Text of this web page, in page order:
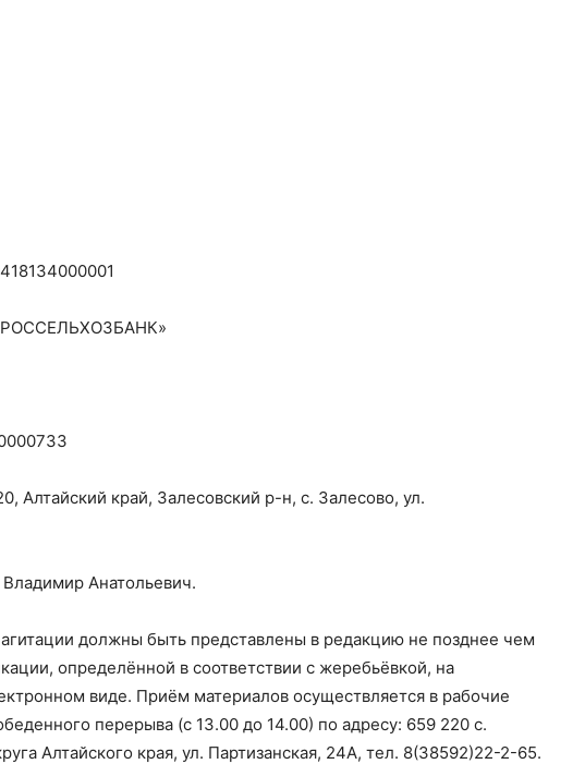
Алтайский край, Залесовский р-н, с. Залесово, ул.
Анатольевич.
должны быть представлены в редакцию не позднее чем
определённой в соответствии с жеребьёвкой, на
виде. Приём материалов осуществляется в рабочие
перерыва (с 13.00 до 14.00) по адресу: 659 220 с.
Алтайского края, ул. Партизанская, 24А, тел. 8(38592)22-2-65.